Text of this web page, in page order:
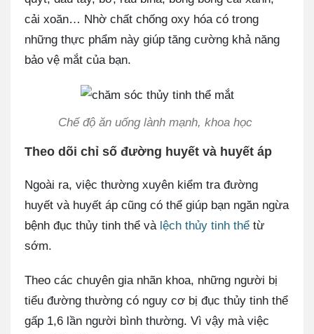
cải xoăn… Nhờ chất chống oxy hóa có trong
những thực phẩm này giúp tăng cường khả năng
bảo vệ mắt của bạn.
Chế độ ăn uống lành mạnh, khoa học
Theo dõi chỉ số đường huyết và huyết áp
Ngoài ra, việc thường xuyên kiểm tra đường
huyết và huyết áp cũng có thể giúp bạn ngăn ngừa
bệnh đục thủy tinh thể và lệch thủy tinh thể từ
sớm.
Theo các chuyên gia nhãn khoa, những người bị
tiểu đường thường có nguy cơ bị đục thủy tinh thể
gấp 1,6 lần người bình thường. Vì vậy mà việc